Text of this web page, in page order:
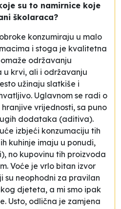
su to namirnice koje
školaraca?
konzumiraju u malo
i stoga je kvalitetna
održavanju
u krvi, ali i održavanju
užinaju slatkiše i
Uglavnom se radi o
vrijednosti, sa puno
dodataka (aditiva).
izbjeći konzumaciju tih
kuhinje imaju u ponudi,
no kupovinu tih proizvoda
Voće je vrlo bitan izvor
su neophodni za pravilan
djeteta, a mi smo ipak
Usto, odlična je zamjena